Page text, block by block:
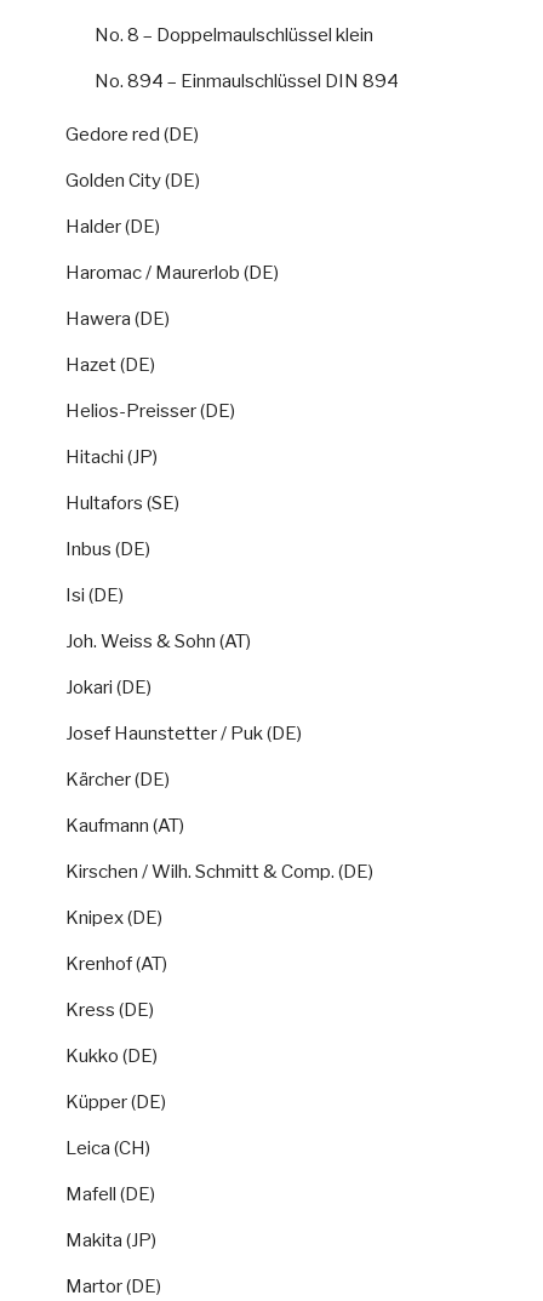
No. 8 – Doppelmaulschlüssel klein
No. 894 – Einmaulschlüssel DIN 894
Gedore red (DE)
Golden City (DE)
Halder (DE)
Haromac / Maurerlob (DE)
Hawera (DE)
Hazet (DE)
Helios-Preisser (DE)
Hitachi (JP)
Hultafors (SE)
Inbus (DE)
Isi (DE)
Joh. Weiss & Sohn (AT)
Jokari (DE)
Josef Haunstetter / Puk (DE)
Kärcher (DE)
Kaufmann (AT)
Kirschen / Wilh. Schmitt & Comp. (DE)
Knipex (DE)
Krenhof (AT)
Kress (DE)
Kukko (DE)
Küpper (DE)
Leica (CH)
Mafell (DE)
Makita (JP)
Martor (DE)